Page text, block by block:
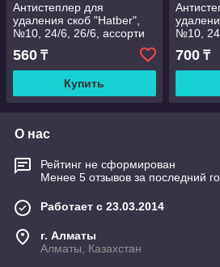
Антистеплер для
удаления скоб "Hatber",
№10, 24/6, 26/6, ассорти
неон, в картонной
упаковке
560 ₸
Купить
№10,
700₸
О нас
Рейтинг не сформирован
Менее 5 отзывов за последний
Работает с 23.03.2014
г. Алматы
Алматы, Казахстан